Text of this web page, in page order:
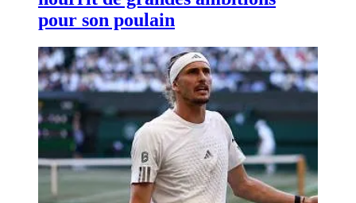
pour son poulain